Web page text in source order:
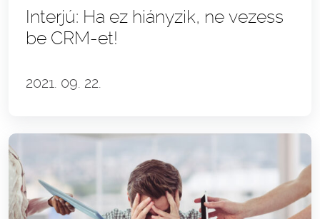
Interjú: Ha ez hiányzik, ne vezess
be CRM-et!
2021. 09. 22.